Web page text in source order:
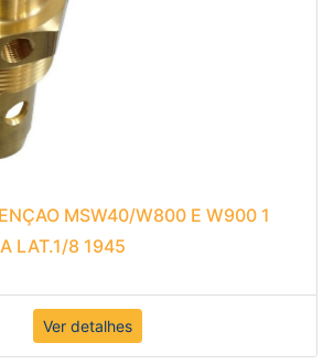
MSW40/W800 E W900 1
LAT.1/8 1945
Ver detalhes